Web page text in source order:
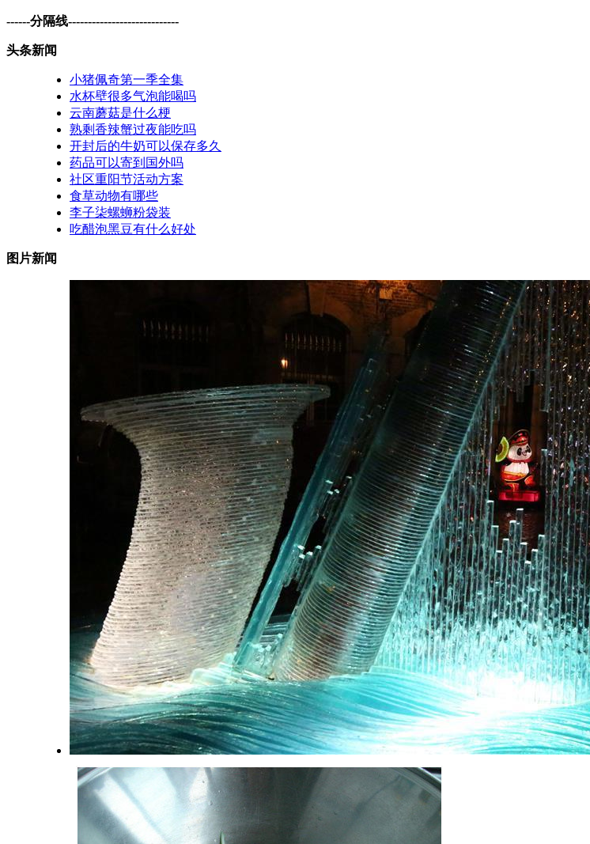
------分隔线----------------------------
头条新闻
小猪佩奇第一季全集
水杯壁很多气泡能喝吗
云南蘑菇是什么梗
熟剩香辣蟹过夜能吃吗
开封后的牛奶可以保存多久
药品可以寄到国外吗
社区重阳节活动方案
食草动物有哪些
李子柒螺蛳粉袋装
吃醋泡黑豆有什么好处
图片新闻